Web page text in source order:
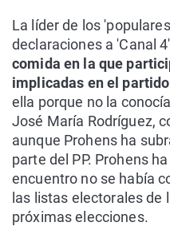
La líder de los
declaraciones a 'Canal
comida en la que
implicadas en el partido
ella porque no la
José María Rodríguez,
aunque Prohens ha
parte del PP. Prohens
encuentro no se había
las listas electorales de
próximas elecciones.